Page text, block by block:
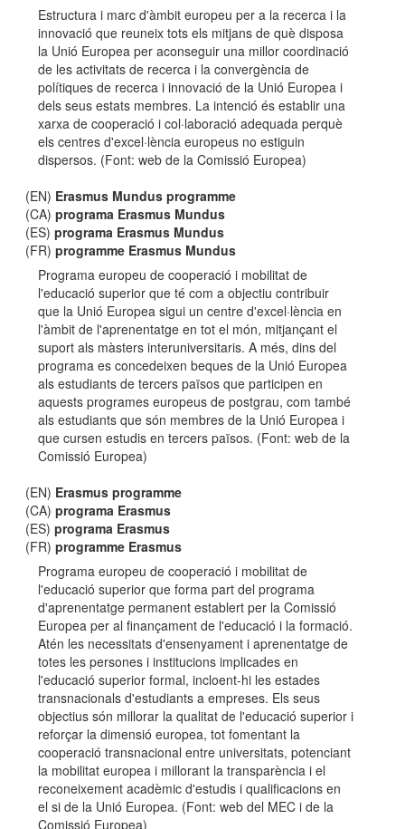
Estructura i marc d'àmbit europeu per a la recerca i la
innovació que reuneix tots els mitjans de què disposa
la Unió Europea per aconseguir una millor coordinació
de les activitats de recerca i la convergència de
polítiques de recerca i innovació de la Unió Europea i
dels seus estats membres. La intenció és establir una
xarxa de cooperació i col·laboració adequada perquè
els centres d'excel·lència europeus no estiguin
dispersos. (Font: web de la Comissió Europea)
(EN) Erasmus Mundus programme
(CA)programa Erasmus Mundus
(ES)programa Erasmus Mundus
(FR)programme Erasmus Mundus
Programa europeu de cooperació i mobilitat de
l'educació superior que té com a objectiu contribuir
que la Unió Europea sigui un centre d'excel·lència en
l'àmbit de l'aprenentatge en tot el món, mitjançant el
suport als màsters interuniversitaris. A més, dins del
programa es concedeixen beques de la Unió Europea
als estudiants de tercers països que participen en
aquests programes europeus de postgrau, com també
als estudiants que són membres de la Unió Europea i
que cursen estudis en tercers països. (Font: web de la
Comissió Europea)
(EN) Erasmus programme
(CA)programa Erasmus
(ES)programa Erasmus
(FR)programme Erasmus
Programa europeu de cooperació i mobilitat de
l'educació superior que forma part del programa
d'aprenentatge permanent establert per la Comissió
Europea per al finançament de l'educació i la formació.
Atén les necessitats d'ensenyament i aprenentatge de
totes les persones i institucions implicades en
l'educació superior formal, incloent-hi les estades
transnacionals d'estudiants a empreses. Els seus
objectius són millorar la qualitat de l'educació superior i
reforçar la dimensió europea, tot fomentant la
cooperació transnacional entre universitats, potenciant
la mobilitat europea i millorant la transparència i el
reconeixement acadèmic d'estudis i qualificacions en
el si de la Unió Europea. (Font: web del MEC i de la
Comissió Europea)